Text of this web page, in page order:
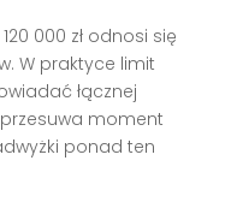
000 zł odnosi się
W praktyce limit
łącznej
moment
ponad ten